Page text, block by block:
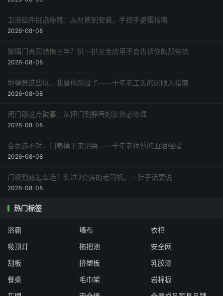
卫浴挂件挑选秘籍：从材质到安装，手把手避雷指南
2026-08-08
玻璃门夹买错悔三年？扒一扒五金店里不会告诉你的那些坑
2026-08-08
地弹簧这些坑，我替你踩过了——十年老工头的闭眼入指南
2026-08-08
闭门器这点破事：从摔门到静音的装修必修课
2026-08-08
合页选不对，门扇掉下来别哭——十年老师傅的血泪经验
2026-08-08
门吸到底怎么选？装过3套房的老司机，一肚子话要说
2026-08-08
热门标签
浴霸 墙布
衣柜
吸顶灯
拖把池
安全网
刮板
挤塑板
乳胶漆
餐桌
毛巾架
岩棉板